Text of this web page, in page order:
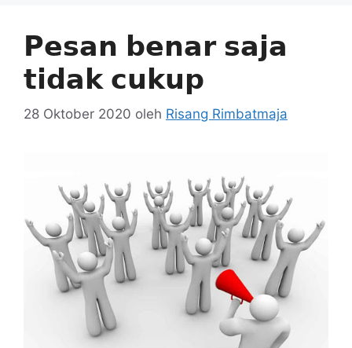
𝗣𝗲𝘀𝗮𝗻 𝗯𝗲𝗻𝗮𝗿 𝘀𝗮𝗷𝗮
𝘁𝗶𝗱𝗮𝗸 𝗰𝘂𝗸𝘂𝗽
28 Oktober 2020 oleh Risang Rimbatmaja